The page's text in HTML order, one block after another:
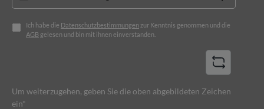
Ich habe die Datenschutzbestimmungen zur Kenntnis genommen und die
AGB gelesen und bin mit ihnen einverstanden.
Um weiterzugehen, geben Sie die oben abgebildeten Zeichen
ein*